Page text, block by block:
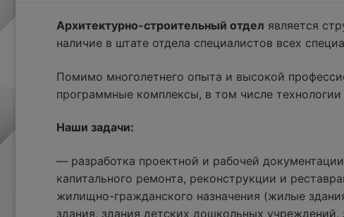
Архитектурно-строительный отдел является
наличие в штате отдела специалистов всех
Помимо многолетнего опыта и высокой
программные комплексы, в том числе
Наши задачи:
— разработка проектной и рабочей
капитального ремонта, реконструкции и
жилищно-гражданского назначения (жилые
здания, здания детских дошкольных учреждений,